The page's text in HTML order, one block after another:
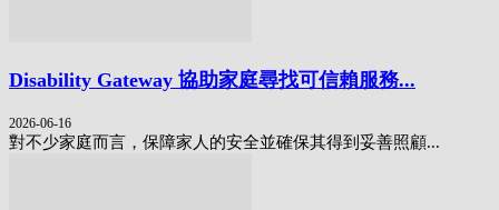
Disability Gateway 協助家庭尋找可信賴服務...
2026-06-16
對不少家庭而言，保障家人的安全並確保其得到妥善照顧...